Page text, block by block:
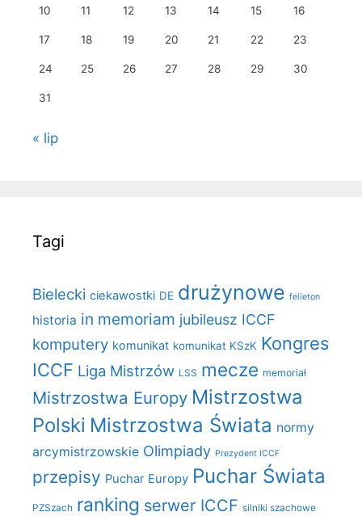
10 11 12 13 14 15 16
17 18 19 20 21 22 23
24 25 26 27 28 29 30
31
« lip
Tagi
Bielecki ciekawostki DE drużynowe felieton
historia in memoriam jubileusz ICCF
komputery komunikat komunikat KSzK Kongres
ICCF Liga Mistrzów LSS mecze memoriał
Mistrzostwa Europy Mistrzostwa
Polski Mistrzostwa Świata normy
arcymistrzowskie Olimpiady Prezydent ICCF
przepisy Puchar Europy Puchar Świata
PZSzach ranking serwer ICCF silniki szachowe